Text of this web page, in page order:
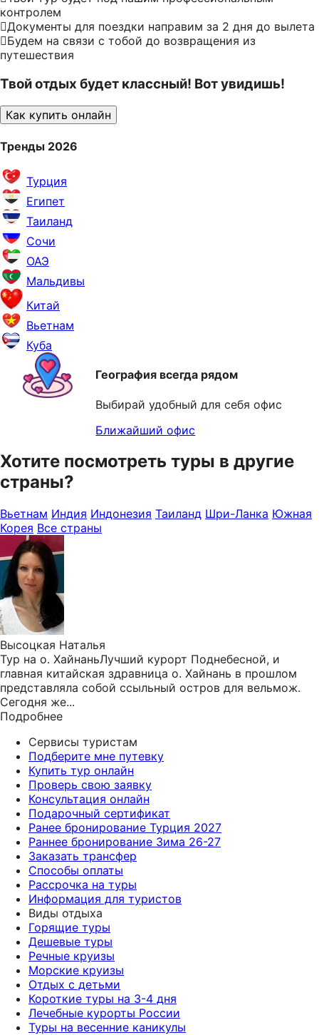
контролем
Документы для поездки направим за 2 дня до вылета
Будем на связи с тобой до возвращения из
путешествия
Твой отдых будет классный! Вот увидишь!
Как купить онлайн
Тренды 2026
Турция
Египет
Таиланд
Сочи
ОАЭ
Мальдивы
Китай
Вьетнам
Куба
География всегда рядом
Выбирай удобный для себя офис
Ближайший офис
Хотите посмотреть туры в другие
страны?
Вьетнам Индия Индонезия Таиланд Шри-Ланка Южная
Корея Все страны
Высоцкая Наталья
Тур на о. ХайнаньЛучший курорт Поднебесной, и
главная китайская здравница о. Хайнань в прошлом
представляла собой ссыльный остров для вельмож.
Сегодня же...
Подробнее
Сервисы туристам
Подберите мне путевку
Купить тур онлайн
Проверь свою заявку
Консультация онлайн
Подарочный сертификат
Ранее бронирование Турция 2027
Раннее бронирование Зима 26-27
Заказать трансфер
Способы оплаты
Рассрочка на туры
Информация для туристов
Виды отдыха
Горящие туры
Дешевые туры
Речные круизы
Морские круизы
Отдых с детьми
Короткие туры на 3-4 дня
Лечебные курорты России
Туры на весенние каникулы